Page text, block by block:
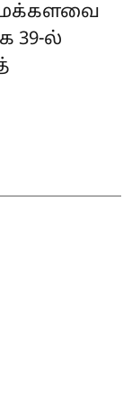
மக்களவை
39-ல்